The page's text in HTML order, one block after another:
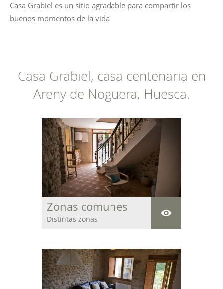
Casa Grabiel es un sitio agradable para compartir los
buenos momentos de la vida
Casa Grabiel, casa centenaria en
Areny de Noguera, Huesca.
Zonas comunes
Distintas zonas
confort a la estancia.